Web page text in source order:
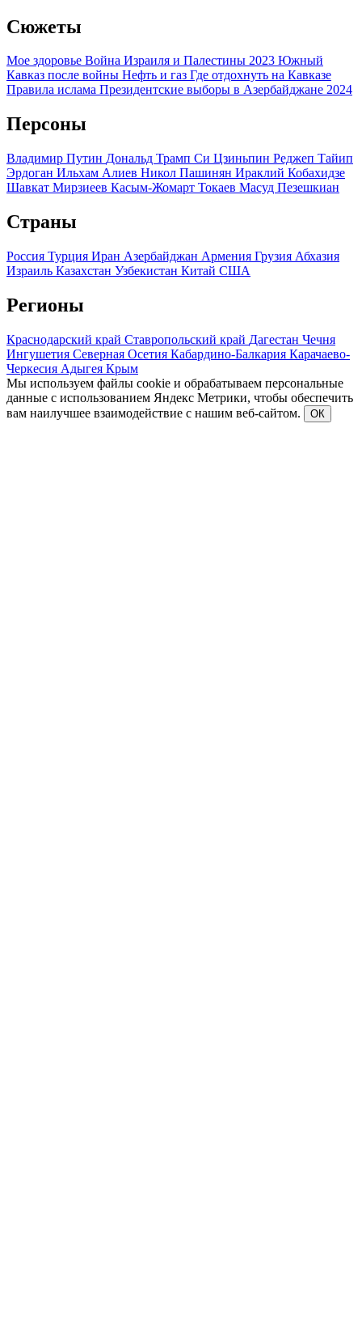
Сюжеты
Мое здоровье Война Израиля и Палестины 2023 Южный
Кавказ после войны Нефть и газ Где отдохнуть на Кавказе
Правила ислама Президентские выборы в Азербайджане 2024
Персоны
Владимир Путин Дональд Трамп Си Цзиньпин Реджеп Тайип
Эрдоган Ильхам Алиев Никол Пашинян Ираклий Кобахидзе
Шавкат Мирзиеев Касым-Жомарт Токаев Масуд Пезешкиан
Страны
Россия Турция Иран Азербайджан Армения Грузия Абхазия
Израиль Казахстан Узбекистан Китай США
Регионы
Краснодарский край Ставропольский край Дагестан Чечня
Ингушетия Северная Осетия Кабардино-Балкария Карачаево-
Черкесия Адыгея Крым
Мы используем файлы cookie и обрабатываем персональные
данные с использованием Яндекс Метрики, чтобы обеспечить
вам наилучшее взаимодействие с нашим веб-сайтом.
ОК